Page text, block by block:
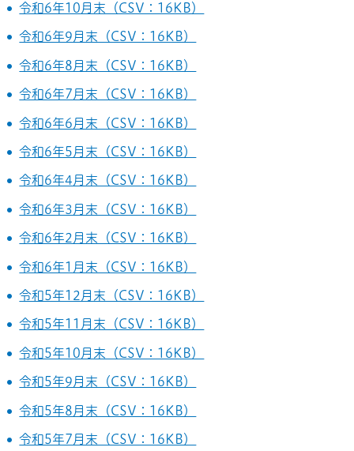
令和6年10月末（CSV：16KB）
令和6年9月末（CSV：16KB）
令和6年8月末（CSV：16KB）
令和6年7月末（CSV：16KB）
令和6年6月末（CSV：16KB）
令和6年5月末（CSV：16KB）
令和6年4月末（CSV：16KB）
令和6年3月末（CSV：16KB）
令和6年2月末（CSV：16KB）
令和6年1月末（CSV：16KB）
令和5年12月末（CSV：16KB）
令和5年11月末（CSV：16KB）
令和5年10月末（CSV：16KB）
令和5年9月末（CSV：16KB）
令和5年8月末（CSV：16KB）
令和5年7月末（CSV：16KB）